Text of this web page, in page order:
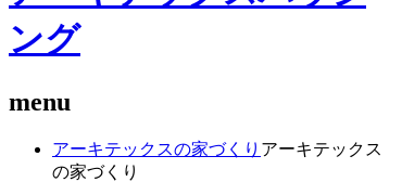
menu
アーキテックスの家づくり アーキテックス
の家づくり